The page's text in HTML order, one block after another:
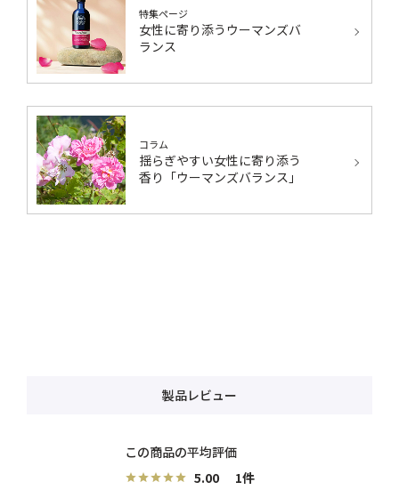
特集ページ
女性に寄り添うウーマンズバ
ランス
コラム
揺らぎやすい女性に寄り添う
香り「ウーマンズバランス」
製品レビュー
5.00 1